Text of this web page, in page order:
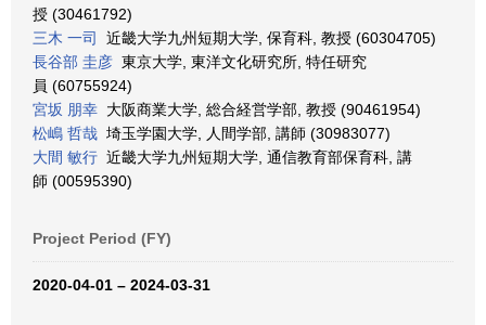
授 (30461792)
三木 一司
近畿大学九州短期大学, 保育科, 教授 (60304705)
長谷部 圭彦 東京大学, 東洋文化研究所, 特任研究
員 (60755924)
宮坂 朋幸 大阪商業大学, 総合経営学部, 教授 (90461954)
松嶋 哲哉 埼玉学園大学, 人間学部, 講師 (30983077)
大間 敏行 近畿大学九州短期大学, 通信教育部保育科, 講
師 (00595390)
Project Period (FY)
2020-04-01 – 2024-03-31